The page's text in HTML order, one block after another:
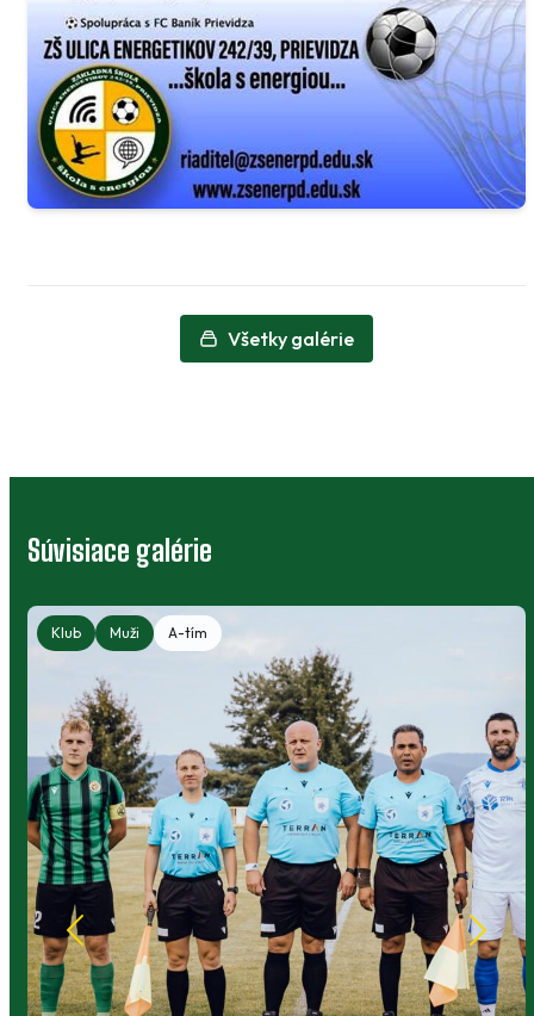
Všetky galérie
Súvisiace galérie
Klub Muži A-tím